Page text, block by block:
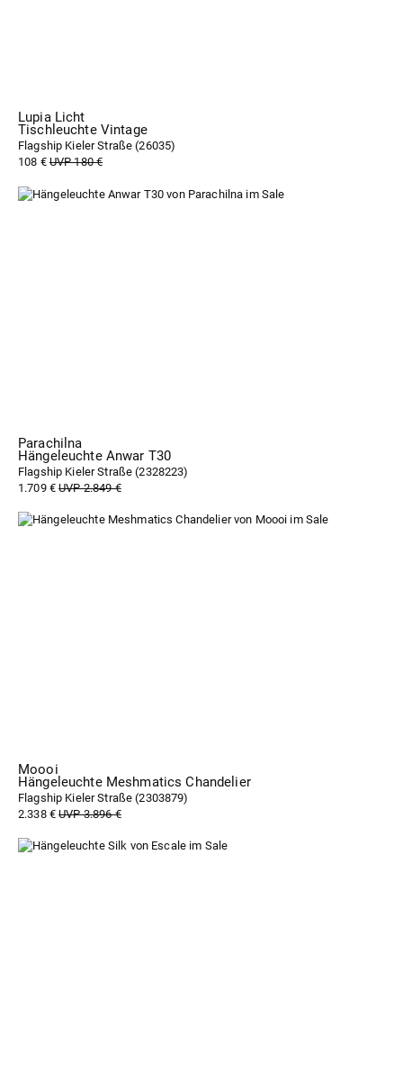
Lupia Licht
Tischleuchte Vintage
Flagship Kieler Straße (26035)
108 €UVP 180 €
Parachilna
Hängeleuchte Anwar T30
Flagship Kieler Straße (2328223)
1.709 €UVP 2.849 €
Moooi
Hängeleuchte Meshmatics Chandelier
Flagship Kieler Straße (2303879)
2.338 €UVP 3.896 €